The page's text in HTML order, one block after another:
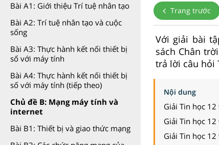
Bài A1: Giới thiệu Trí tuệ nhân tạo
Bài A2: Trí tuệ nhân tạo và cuộc
sống
Bài A3: Thực hành kết nối thiết bị
số với máy tính
Bài A4: Thực hành kết nối thiết bị
số với máy tính (tiếp theo)
Chủ đề B: Mạng máy tính và
internet
Bài B1: Thiết bị và giao thức mạng
Trang trước
Với giải bài
sách Chân
trả lời câu hỏi
Nội dung
Giải Tin học
Giải Tin học
Giải Tin học